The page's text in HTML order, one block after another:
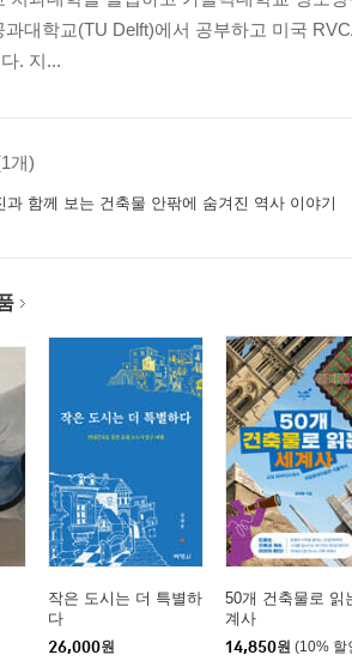
한 치유환경 조성 177
과대학교(TU Delft)에서 공부하고 미국
. 지...
개)
과 함께 보는 건축물 안팎에 숨겨진 역사 이야기
작은 도시는 더 특별하
다
26,000원
50개 건축물로 읽
계사
14,850원 (10% 할